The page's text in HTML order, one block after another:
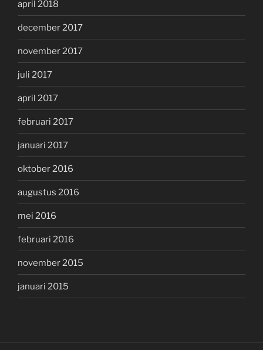
april 2018
december 2017
november 2017
juli 2017
april 2017
februari 2017
januari 2017
oktober 2016
augustus 2016
mei 2016
februari 2016
november 2015
januari 2015